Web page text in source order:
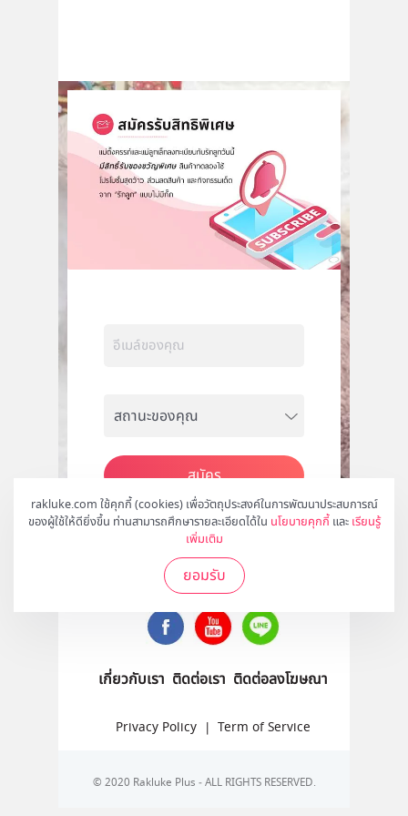
rakluke.com ใช้คุกกี้ (cookies) เพื่อวัตถุประสงค์ในการพัฒนาประสบการณ์
ของผู้ใช้ให้ดียิ่งขึ้น ท่านสามารถศึกษารายละเอียดได้ใน นโยบายคุกกี้ และ เรียนรู้
เพิ่มเติม
ยอมรับ
สมัคร
ติดตามเราได้ที่
เกี่ยวกับเรา ติดต่อเรา ติดต่อลงโฆษณา
Privacy Policy | Term of Service
© 2020 Rakluke Plus - ALL RIGHTS RESERVED.